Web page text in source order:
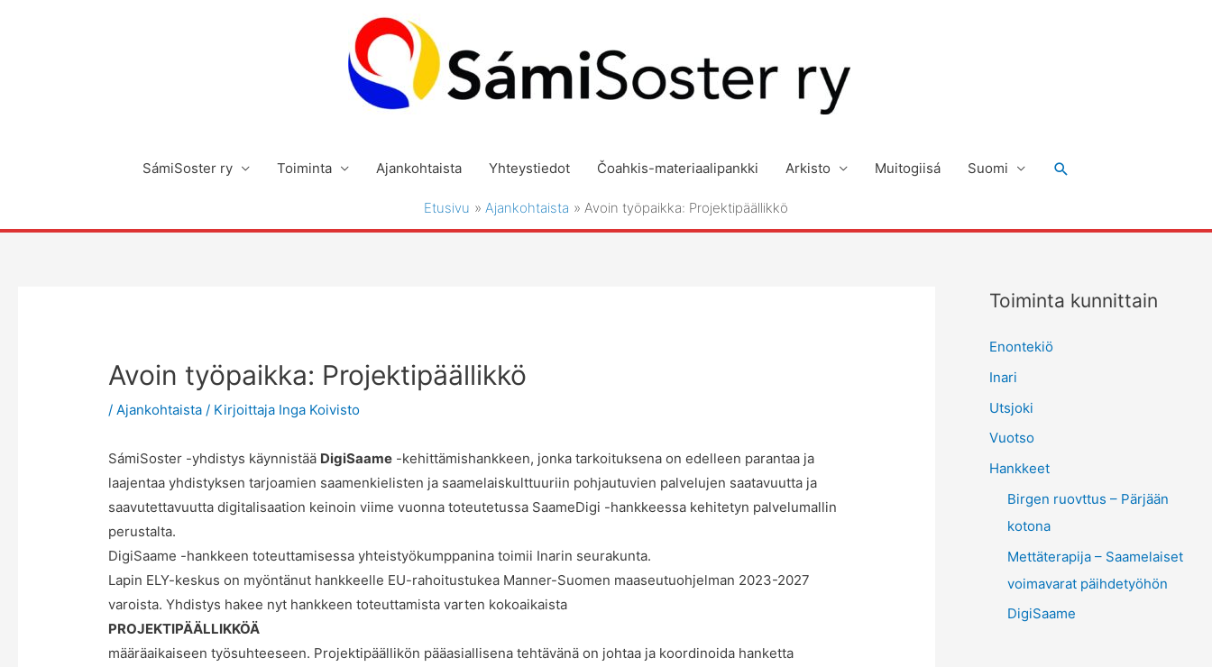
SámiSoster ry Toiminta Ajankohtaista Yhteystiedot Čoahkis-materiaalipankki Arkisto Muitogiisá Suomi Hae
Etusivu Ajankohtaista Avoin työpaikka: Projektipäällikkö
Avoin työpaikka: Projektipäällikkö
/Ajankohtaista / Kirjoittaja Inga Koivisto
SámiSoster -yhdistys käynnistää DigiSaame -kehittämishankkeen, jonka tarkoituksena on edelleen parantaa ja
laajentaa yhdistyksen tarjoamien saamenkielisten ja saamelaiskulttuuriin pohjautuvien palvelujen saatavuutta ja
saavutettavuutta digitalisaation keinoin viime vuonna toteutetussa SaameDigi -hankkeessa kehitetyn palvelumallin
perustalta.
DigiSaame -hankkeen toteuttamisessa yhteistyökumppanina toimii Inarin seurakunta.
Lapin ELY-keskus on myöntänut hankkeelle EU-rahoitustukea Manner-Suomen maaseutuohjelman 2023-2027
varoista. Yhdistys hakee nyt hankkeen toteuttamista varten kokoaikaista
PROJEKTIPÄÄLLIKKÖÄ
määräaikaiseen työsuhteeseen. Projektipäällikön pääasiallisena tehtävänä on johtaa ja koordinoida hanketta
Toiminta kunnittain
Enontekiö
Inari
Utsjoki
Vuotso
Hankkeet
Birgen ruovttus – Pärjään
kotona
Mettäterapija – Saamelaiset
voimavarat päihdetyöhön
DigiSaame